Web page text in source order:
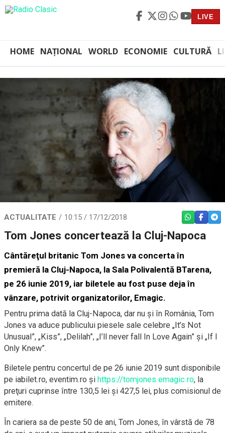
LIVE
HOME NAȚIONAL WORLD ECONOMIE CULTURĂ
ACTUALITATE 10:15 / 17/12/2018 WHATSAPP
Tom Jones concertează la Cluj-Napoca
Cântăreţul britanic Tom Jones va concerta în
premieră la Cluj-Napoca, la Sala Polivalentă BTarena,
pe 26 iunie 2019, iar biletele au fost puse deja în
vânzare, potrivit organizatorilor, Emagic.
Pentru prima dată la Cluj-Napoca, dar nu şi în România, Tom
Jones va aduce publicului piesele sale celebre „It’s Not
Unusual”, „Kiss”, „Delilah”, „I’ll never fall In Love Again” şi „If I
Only Knew”.
Biletele pentru concertul de pe 26 iunie 2019 sunt disponibile
pe iabilet.ro, eventim.ro şi https://tomjones.emagic.ro, la
preţuri cuprinse între 130,5 lei şi 427,5 lei, plus comisionul de
emitere.
În cariera sa de peste 50 de ani, Tom Jones, în vârstă de 78